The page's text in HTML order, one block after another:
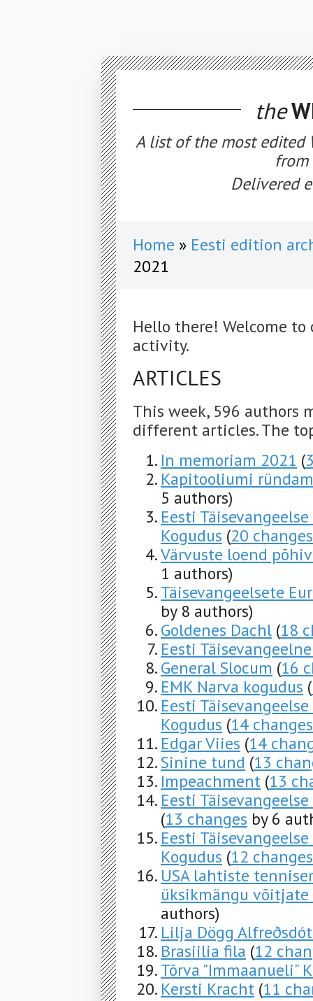
the
A list of the most edited
from
Delivered
Home
Eesti edition
2021
Hello there! Welcome
activity.
ARTICLES
This week, 596 authors
different articles. The
In memoriam 2021 (
Kapitooliumi
5 authors)
Eesti
Kogudus (20 changes
Värvuste loend
1 authors)
Täisevangeelsete
by 8 authors)
Goldenes Dachl (18
Eesti
General Slocum (16
EMK Narva kogudus (
Eesti
Kogudus (14 changes
Edgar Viies (14
Sinine tund (13
Impeachment (13
Eesti
(13 changes by 6
Eesti
Kogudus (12 changes
USA lahtiste
üksikmängu
authors)
Lilja Dögg
Brasiilia fila (12
Tõrva "Immaanueli"
Kersti Kracht (11